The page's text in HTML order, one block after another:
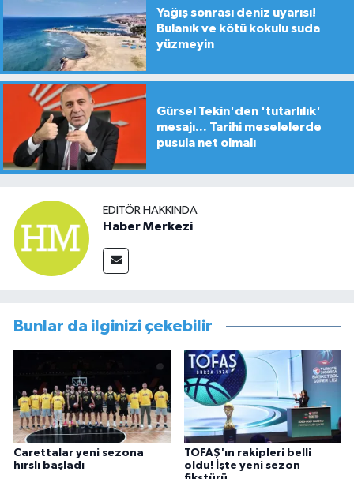
Yağış sonrası deniz uyarısı!
Bulanık ve kötü kokulu suda
yüzmeyin
Gürsel Tekin'den 'tutarlılık'
mesajı... Tarihi meselelerde
pusula net olmalı
EDITÖR HAKKINDA
Haber Merkezi
Bunlar da ilginizi çekebilir
Carettalar yeni sezona
hırslı başladı
TOFAŞ'ın rakipleri belli
oldu! İşte yeni sezon